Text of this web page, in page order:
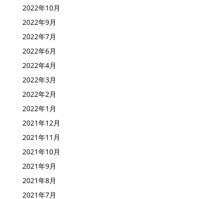
2022年10月
2022年9月
2022年7月
2022年6月
2022年4月
2022年3月
2022年2月
2022年1月
2021年12月
2021年11月
2021年10月
2021年9月
2021年8月
2021年7月